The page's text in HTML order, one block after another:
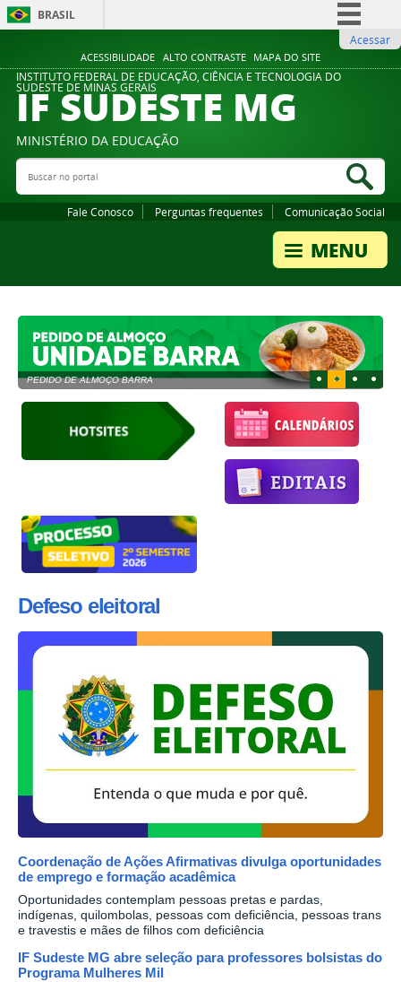
ACESSIBILIDADE ALTO CONTRASTE MAPA DO SITE
BRASIL
Comunica BR
Participe
Legislação
Acessar
INSTITUTO FEDERAL DE EDUCAÇÃO, CIÊNCIA E TECNOLOGIA DO
SUDESTE DE MINAS GERAIS
IF SUDESTE MG
MINISTÉRIO DA EDUCAÇÃO
Buscar no portal
Fale Conosco Perguntas frequentes Comunicação Social
Novos Calendários
Defeso eleitoral
Coordenação de Ações Afirmativas divulga oportunidades
de emprego e formação acadêmica
Oportunidades contemplam pessoas pretas e pardas,
indígenas, quilombolas, pessoas com deficiência, pessoas trans
e travestis e mães de filhos com deficiência
IF Sudeste MG abre seleção para professores bolsistas do
Programa Mulheres Mil